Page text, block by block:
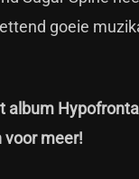
goeie
album
voor meer!